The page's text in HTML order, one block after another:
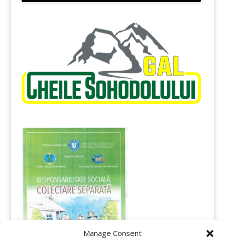
Manage Consent